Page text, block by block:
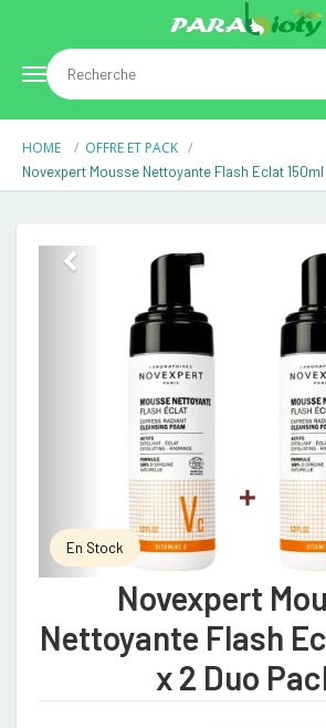
Toggle
navigation
HOME OFFRE ET PACK
Novexpert Mousse Nettoyante Flash Eclat 150ml
Previous
En Stock
Novexpert
Nettoyante Flash
x 2 Duo